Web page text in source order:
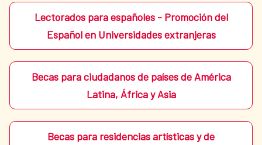
Lectorados para españoles - Promoción del
Español en Universidades extranjeras
Becas para ciudadanos de países de América
Latina, África y Asia
Becas para residencias artísticas y de